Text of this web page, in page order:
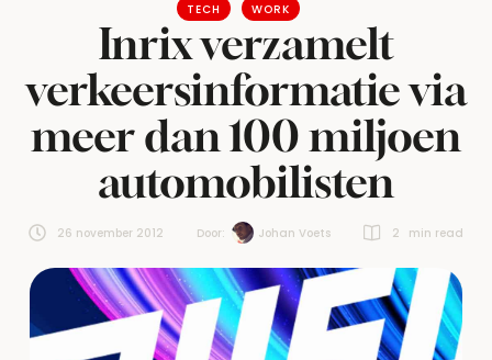
TECH WORK
Inrix verzamelt
verkeersinformatie via
meer dan 100 miljoen
automobilisten
26 november 2012 Door: Johan Voets 2 min read